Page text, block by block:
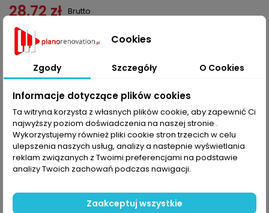
28,72 zł Brutto
Ilość  Dodaj do koszyka
Udostępnij
OPIS SZCZEGÓŁY PRODUKTU
Zawias listwy ruchomej
KOMENTARZE (0) Oceń
Na razie nie dodano żadnej recenzji.
Cookies
Zgody Szczegóły O Cookies
Informacje dotyczące plików cookies
Ta witryna korzysta z własnych plików cookie, aby zapewnić Ci
najwyższy poziom doświadczenia na naszej stronie .
Wykorzystujemy również pliki cookie stron trzecich w celu
ulepszenia naszych usług, analizy a nastepnie wyświetlania
reklam związanych z Twoimi preferencjami na podstawie
analizy Twoich zachowań podczas nawigacji.
Zaakceptuj wszystkie